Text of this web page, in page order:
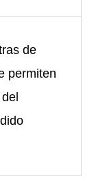
de
permiten